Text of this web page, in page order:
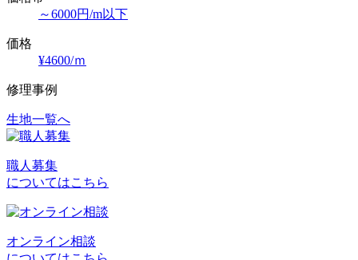
～6000円/m以下
価格
¥4600/ｍ
修理事例
投
ナ
ビ
ー
生地一覧へ
職人募集
についてはこちら
オンライン相談